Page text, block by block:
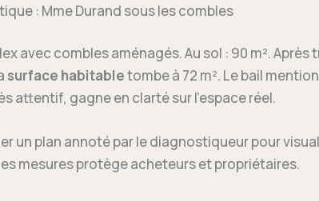
: Mme Durand sous les combles
avec combles aménagés. Au sol : 90 m².
surface habitabletombe à 72 m². Le bail
attentif, gagne en clarté sur l’espace réel.
un plan annoté par le diagnostiqueur pour
mesures protège acheteurs et propriétaires.